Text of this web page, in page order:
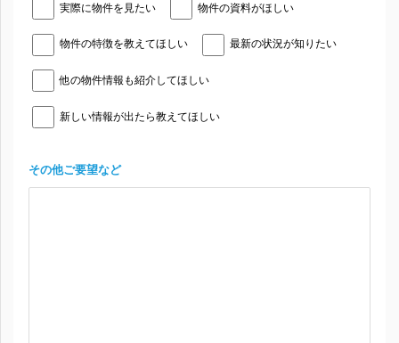
実際に物件を見たい 物件の資料がほしい
物件の特徴を教えてほしい 最新の状況が知りたい
他の物件情報も紹介してほしい
新しい情報が出たら教えてほしい
その他ご要望など